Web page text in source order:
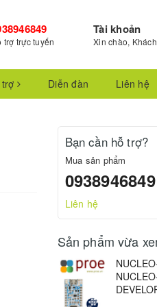
trợ trực tuyến
Tài khoản
Xin chào, Khách
Diễn đàn Liên hệ
Bạn cần hỗ trợ?
Mua sản phẩm
0938946849
Liên hệ
Sản phẩm vừa